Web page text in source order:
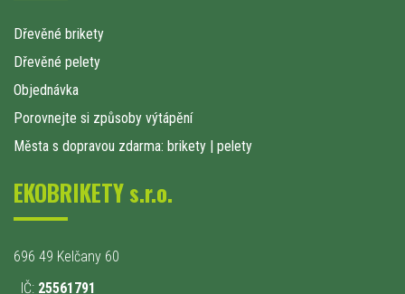
Dřevěné brikety
Dřevěné pelety
Objednávka
Porovnejte si způsoby výtápění
Města s dopravou zdarma: brikety | pelety
EKOBRIKETY s.r.o.
696 49 Kelčany 60
IČ: 25561791